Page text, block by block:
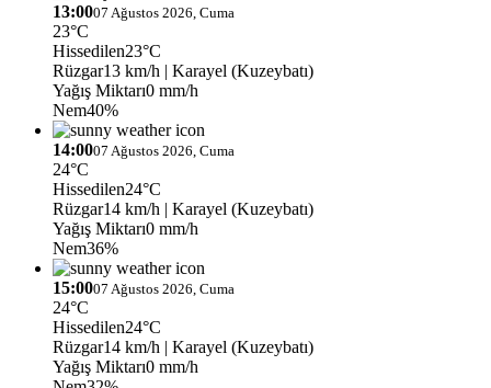
13:0007 Ağustos 2026, Cuma
23°C
Hissedilen23°C
Rüzgar13 km/h | Karayel (Kuzeybatı)
Yağış Miktarı0 mm/h
Nem40%
14:0007 Ağustos 2026, Cuma
24°C
Hissedilen24°C
Rüzgar14 km/h | Karayel (Kuzeybatı)
Yağış Miktarı0 mm/h
Nem36%
15:0007 Ağustos 2026, Cuma
24°C
Hissedilen24°C
Rüzgar14 km/h | Karayel (Kuzeybatı)
Yağış Miktarı0 mm/h